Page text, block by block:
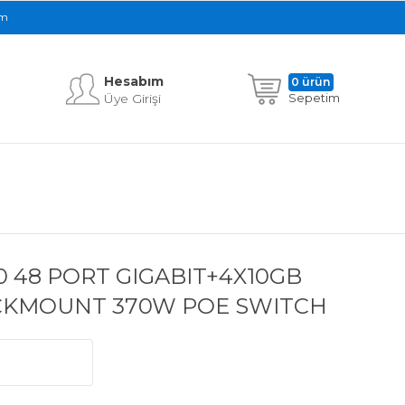
Hesabım
Üye Girişi
Sepetim
0 ürün
48 PORT GIGABIT+4X10GB
370W POE SWITCH